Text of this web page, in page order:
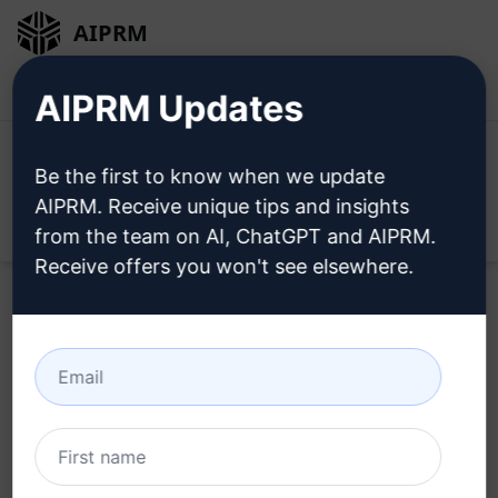
AIPRM
Home / Ayudas AI / Copywriting Prompts / Writing
Prompts
/
herramientas de IA
Anshul Mathur
March 20, 2023
349,769
25 219,111
AIPRM Updates
Be the first to know when we update
AIPRM. Receive unique tips and insights
from the team on AI, ChatGPT and AIPRM.
Receive offers you won't see elsewhere.